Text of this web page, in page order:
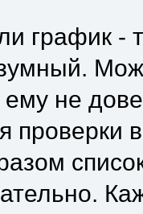
график -
не
проверки